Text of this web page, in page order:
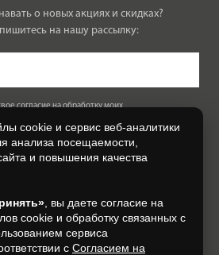
о новых акциях и скидках?
на нашу рассылку:
согласие на обработку моих
данных.
300-007
cookie и сервис веб-аналитики
анализа посещаемости,
и повышения качества
, вы даете согласие на
cookie и обработку связанных с
сервиса
с Согласием на